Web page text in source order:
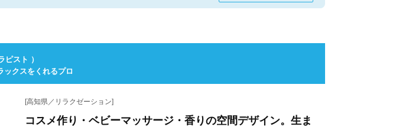
ピスト ）
ックスをくれるプロ
[高知県／リラクゼーション]
コスメ作り・ベビーマッサージ・香りの空間デザイン。生ま